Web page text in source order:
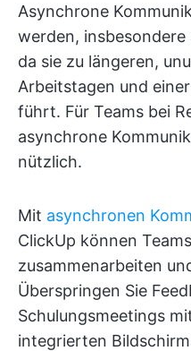
Asynchrone
werden,
da sie zu längeren,
Arbeitstagen und
führt. Für Teams bei
asynchrone
nützlich.
Mit asynchronen
ClickUp können
zusammenarbeiten
Überspringen Sie
Schulungsmeetings
integrierten